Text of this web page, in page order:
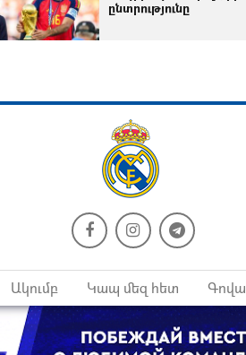
ընտրությունը
Ակումբ Կապ մեզ հետ
2026 © Բոլոր